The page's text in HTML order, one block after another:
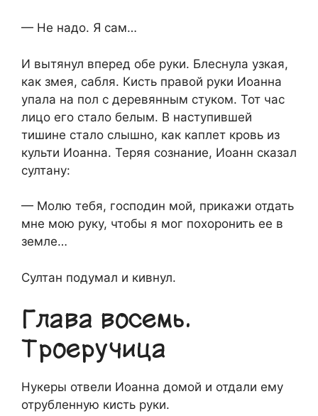
— Не надо. Я сам…
И вытянул вперед обе руки. Блеснула узкая,
как змея, сабля. Кисть правой руки Иоанна
упала на пол с деревянным стуком. Тот час
лицо его стало белым. В наступившей
тишине стало слышно, как каплет кровь из
культи Иоанна. Теряя сознание, Иоанн сказал
султану:
— Молю тебя, господин мой, прикажи отдать
мне мою руку, чтобы я мог похоронить ее в
земле…
Султан подумал и кивнул.
Глава восемь.
Троеручица
Нукеры отвели Иоанна домой и отдали ему
отрубленную кисть руки.